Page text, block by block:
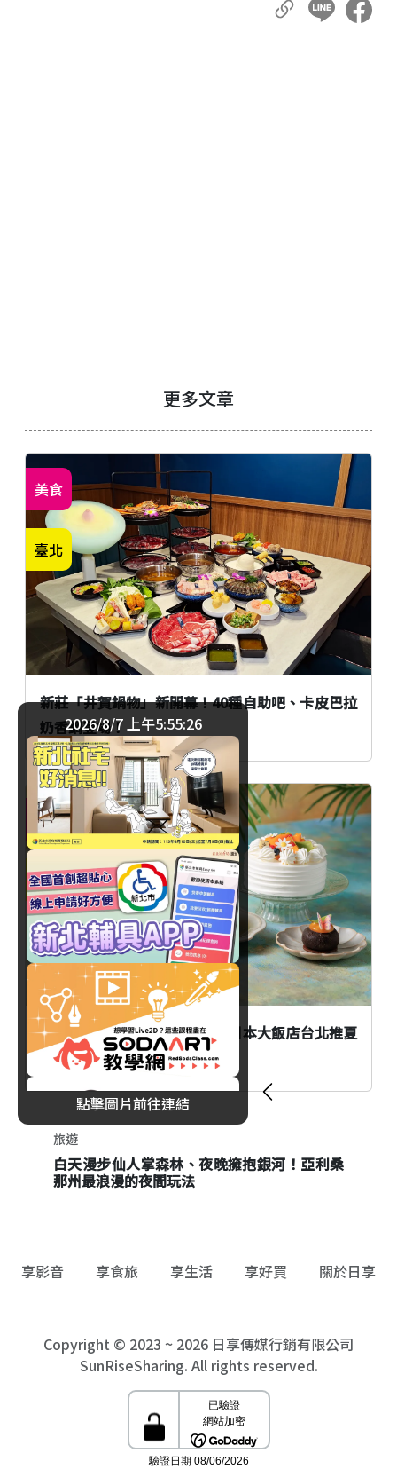
更多文章
新莊「井賀鍋物」新開幕！40種自助吧、卡皮巴拉
奶香鍋登場！
美食
臺北
愛文芒果變身法式甜點！JR東日本大飯店台北推夏
日水果甜點季
美食
臺北
旅遊
白天漫步仙人掌森林、夜晚擁抱銀河！亞利桑
那州最浪漫的夜間玩法
旅遊
東京大人暑休提案！品川劇場、景觀飯店與日
本酒冰淇淋一次收藏
2026/8/7 上午5:55:27
點擊圖片前往連結
享影音 享食旅 享生活 享好買 關於日享
Copyright © 2023 ~ 2026 日享傳媒行銷有限公司
SunRiseSharing. All rights reserved.